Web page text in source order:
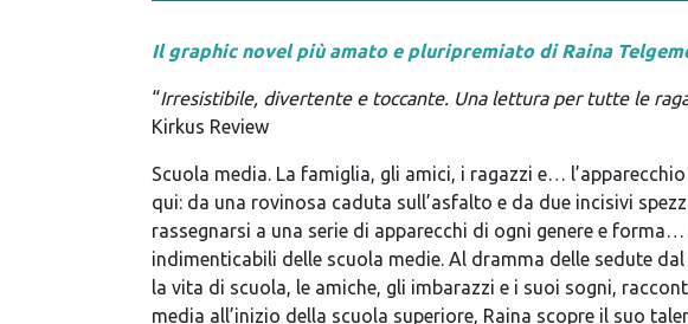
Il graphic novel più amato e pluripremiato di Raina
“Irresistibile, divertente e toccante. Una lettura per tutte le
Kirkus Review
Scuola media. La famiglia, gli amici, i ragazzi e…
qui: da una rovinosa caduta sull’asfalto e da due incisivi
rassegnarsi a una serie di apparecchi di ogni genere e
indimenticabili delle scuola medie. Al dramma delle sedute
la vita di scuola, le amiche, gli imbarazzi e i suoi sogni,
media all’inizio della scuola superiore, Raina scopre il suo